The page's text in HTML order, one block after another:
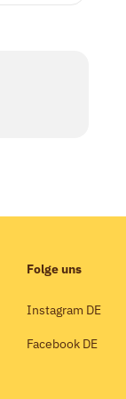
Folge uns
Instagram DE
Facebook DE